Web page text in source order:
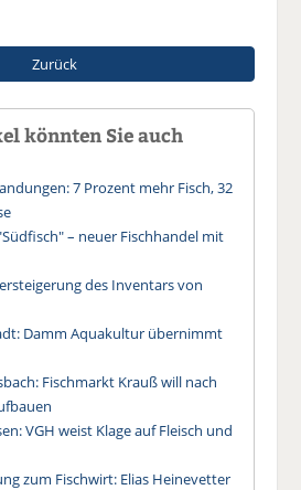
Zurück
könnten Sie auch
7 Prozent mehr Fisch, 32
– neuer Fischhandel mit
des Inventars von
Damm Aquakultur übernimmt
Fischmarkt Krauß will nach
VGH weist Klage auf Fleisch und
zum Fischwirt: Elias Heinevetter